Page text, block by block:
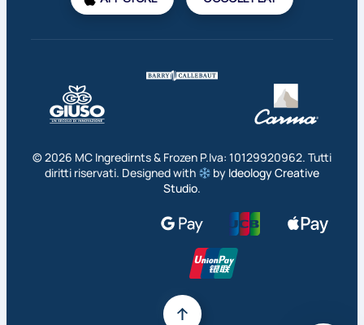
©2026 MC Ingredirnts & Frozen P.Iva: 10129920962. Tutti
diritti riservati. Designed with
by Ideology Creative
Studio.